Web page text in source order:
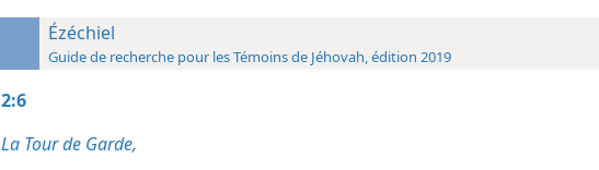
Ézéchiel
Guide de recherche pour les Témoins de Jéhovah, édition 2019
2:6
La Tour de Garde,